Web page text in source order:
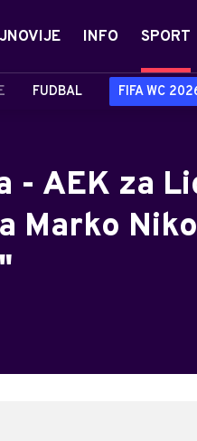
INFO SPORT
FUDBAL FIFA WC
- AEK za
Marko